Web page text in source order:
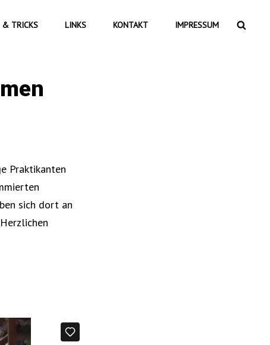
& TRICKS LINKS KONTAKT IMPRESSUM
Praktikanten
sich dort an